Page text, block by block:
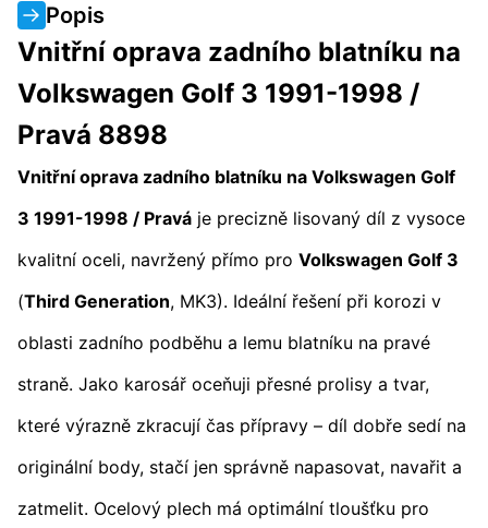
Popis
Vnitřní oprava zadního blatníku na
Volkswagen Golf 3 1991-1998 /
Pravá 8898
Vnitřní oprava zadního blatníku na Volkswagen Golf
3 1991-1998 / Pravá je precizně lisovaný díl z vysoce
kvalitní oceli, navržený přímo pro Volkswagen Golf 3
(Third Generation, MK3). Ideální řešení při korozi v
oblasti zadního podběhu a lemu blatníku na pravé
straně. Jako karosář oceňuji přesné prolisy a tvar,
které výrazně zkracují čas přípravy – díl dobře sedí na
originální body, stačí jen správně napasovat, navařit a
zatmelit. Ocelový plech má optimální tloušťku pro